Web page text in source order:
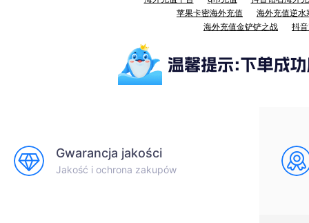
苹果卡密海外充值
海外充值逆水
海外充值金铲铲之战
抖
Gwarancja jakości
Jakość i ochrona zakupów